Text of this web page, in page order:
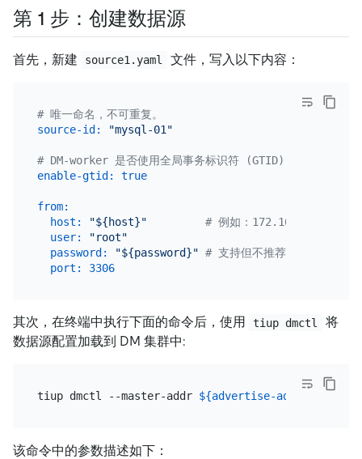
第 1 步：创建数据源
首先，新建 source1.yaml 文件，写入以下内容：
# 唯一命名，不可重复。
source-id:
"mysql-01"
# DM-worker 是否使用全局事务标识符 (GTID) 拉取 binlog
enable-gtid:
true
from:
host:
"${host}"
# 例如：172.16.10.81
user:
"root"
password:
"${password}" # 支持但不推荐使用明文密
port:
3306
其次，在终端中执行下面的命令后，使用 tiup dmctl
将
数据源配置加载到 DM 集群中:
tiup dmctl --master-addr ${advertise-addr}
该命令中的参数描述如下：